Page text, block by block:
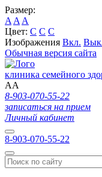
Размер:
A A A
Цвет: C C C
Изображения Вкл.
Обычная версия сайта
клиника семейного
AA
8-903-070-55-22
записаться на прием
Личный кабинет
8-903-070-55-22